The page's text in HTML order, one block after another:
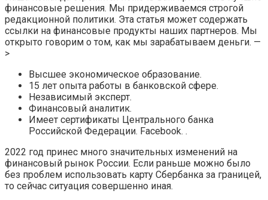
финансовые решения. Мы придерживаемся строгой
редакционной политики. Эта статья может содержать
ссылки на финансовые продукты наших партнеров. Мы
открыто говорим о том, как мы зарабатываем деньги. —
>
Высшее экономическое образование.
15 лет опыта работы в банковской сфере.
Независимый эксперт.
Финансовый аналитик.
Имеет сертификаты Центрального банка
Российской Федерации. Facebook. .
2022 год принес много значительных изменений на
финансовый рынок России. Если раньше можно было
без проблем использовать карту Сбербанка за границей,
то сейчас ситуация совершенно иная.